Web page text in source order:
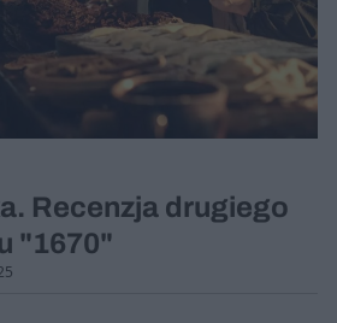
Recenzja drugiego
"1670"